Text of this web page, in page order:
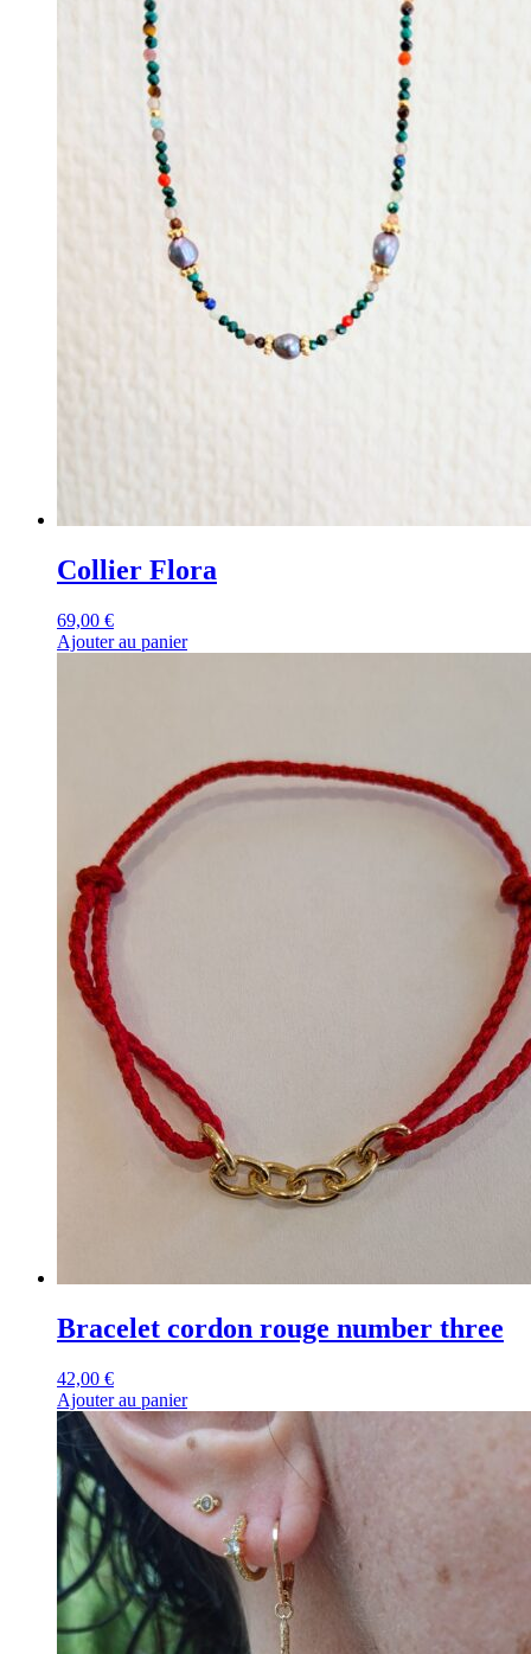
Collier Flora
69,00 €
Ajouter au panier
Bracelet cordon rouge number three
42,00 €
Ajouter au panier